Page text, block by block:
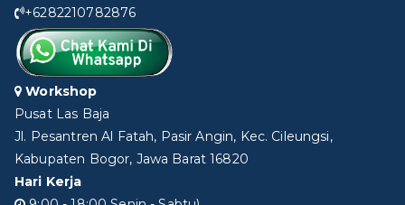
+6282210782876
Workshop
Pusat Las Baja
Jl. Pesantren Al Fatah, Pasir Angin, Kec. Cileungsi,
Kabupaten Bogor, Jawa Barat 16820
Hari Kerja